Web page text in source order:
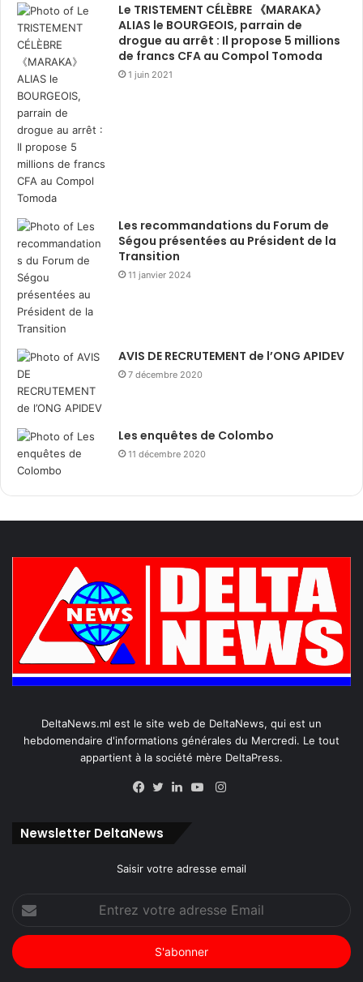
Le TRISTEMENT CÉLÈBRE 《MARAKA》
ALIAS le BOURGEOIS, parrain de
drogue au arrêt : Il propose 5 millions
de francs CFA au Compol Tomoda
1 juin 2021
Les recommandations du Forum de
Ségou présentées au Président de la
Transition
11 janvier 2024
AVIS DE RECRUTEMENT de l’ONG APIDEV
7 décembre 2020
Les enquêtes de Colombo
11 décembre 2020
DeltaNews.ml est le site web de DeltaNews, qui est un
hebdomendaire d'informations générales du Mercredi. Le tout
appartient à la société mère DeltaPress.
Instagram
Newsletter DeltaNews
Saisir votre adresse email
votre
adresse
Email